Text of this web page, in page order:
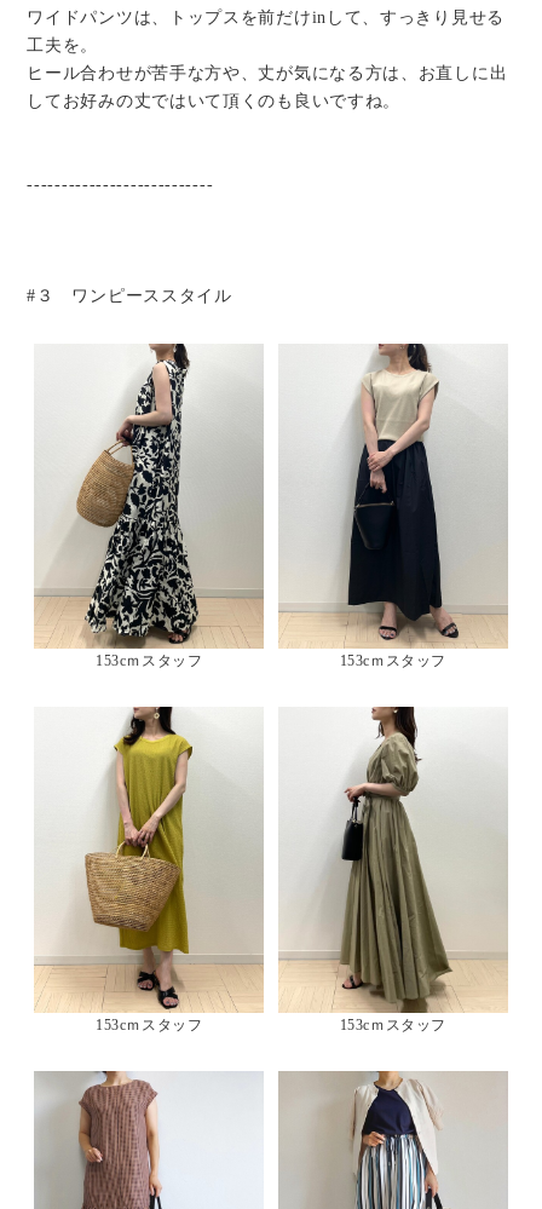
ワイドパンツは、トップスを前だけinして、すっきり見せる
工夫を。
ヒール合わせが苦手な方や、丈が気になる方は、お直しに出
してお好みの丈ではいて頂くのも良いですね。
---------------------------
#３ ワンピーススタイル
153cｍスタッフ 153cｍスタッフ
153cｍスタッフ 153cｍスタッフ